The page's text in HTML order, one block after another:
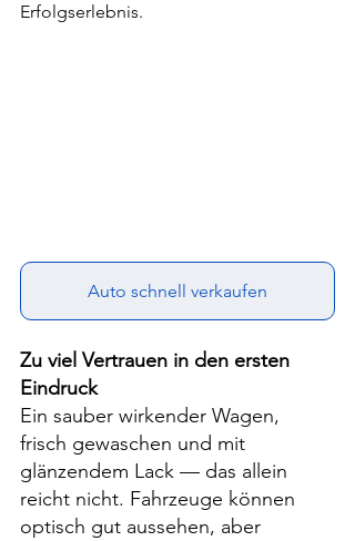
Erfolgserlebnis.
Auto schnell verkaufen
Zu viel Vertrauen in den ersten
Eindruck
Ein sauber wirken­der Wagen,
frisch gewaschen und mit
glänzendem Lack — das allein
reicht nicht. Fahrzeuge können
optisch gut aussehen, aber